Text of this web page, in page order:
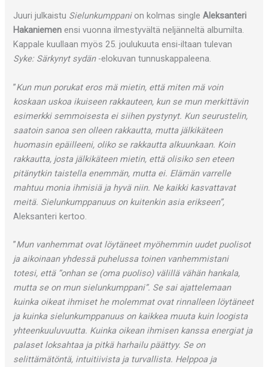
Juuri julkaistu Sielunkumppanion kolmas singleAleksanteri
Hakaniemen ensi vuonna ilmestyvältä neljänneltä albumilta.
Kappale kuullaan myös 25. joulukuuta ensi-iltaan tulevan
Syke: Särkynyt sydän-elokuvan tunnuskappaleena.
”Kun mun porukat eros mä mietin, että miten mä voin
koskaan uskoa ikuiseen rakkauteen, kun se mun merkittävin
esimerkki semmoisesta ei siihen pystynyt. Kun seurustelin,
saatoin sanoa sen olleen rakkautta, mutta jälkikäteen
huomasin epäilleeni, oliko se rakkautta alkuunkaan. Koin
rakkautta, josta jälkikäteen mietin, että olisiko sen eteen
pitänytkin taistella enemmän, mutta ei. Elämän varrelle
mahtuu monia ihmisiä ja hyvä niin. Ne kaikki kasvattavat
meitä. Sielunkumppanuus on kuitenkin asia erikseen”,
Aleksanteri kertoo.
”Mun vanhemmat ovat löytäneet myöhemmin uudet puolisot
ja aikoinaan yhdessä puhelussa toinen vanhemmistani
totesi, että ”onhan se (oma puoliso) välillä vähän hankala,
mutta se on mun sielunkumppani”. Se sai ajattelemaan
kuinka oikeat ihmiset he molemmat ovat rinnalleen löytäneet
ja kuinka sielunkumppanuus on kaikkea muuta kuin loogista
yhteenkuuluvuutta. Kuinka oikean ihmisen kanssa energiat ja
palaset loksahtaa ja pitkä harhailu päättyy. Se on
selittämätöntä, intuitiivista ja turvallista. Helppoa ja